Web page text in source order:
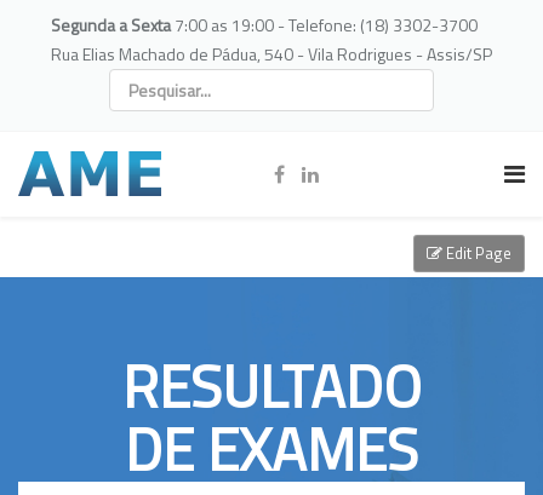
Segunda a Sexta7:00 as 19:00 - Telefone: (18) 3302-3700
Rua Elias Machado de Pádua, 540 - Vila Rodrigues - Assis/SP
RESULTADO
DE EXAMES
Edit Page